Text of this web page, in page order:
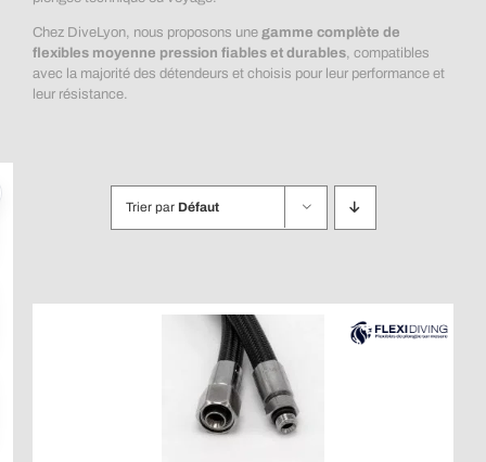
Chez DiveLyon, nous proposons une gamme complète de
flexibles moyenne pression fiables et durables, compatibles
avec la majorité des détendeurs et choisis pour leur performance et
leur résistance.
Trier par Défaut